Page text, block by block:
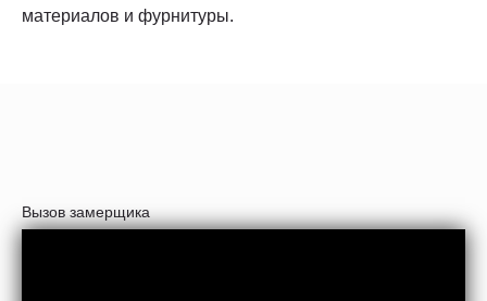
материалов и фурнитуры.
Вызов замерщика